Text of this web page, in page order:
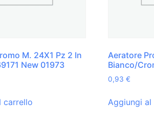
M. 24X1 Pz 2 In
New 01973
carrello
Aeratore
Bianco/
0,93€
Aggiungi al